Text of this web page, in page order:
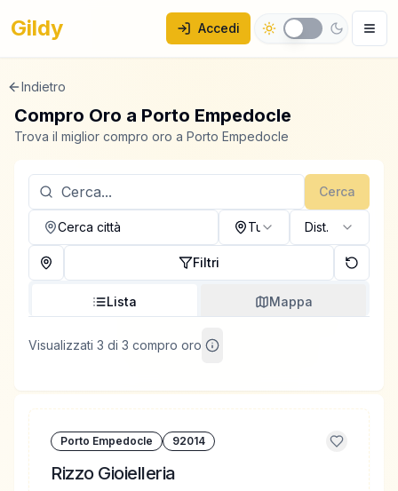
Gildy Accedi
Indietro
Compro Oro a Porto Empedocle
Trova il miglior compro oro a Porto Empedocle
Cerca
Cerca città Tutti Dist.
Filtri
Lista Mappa
Visualizzati 3 di 3 compro oro
Porto Empedocle 92014
Rizzo Gioielleria